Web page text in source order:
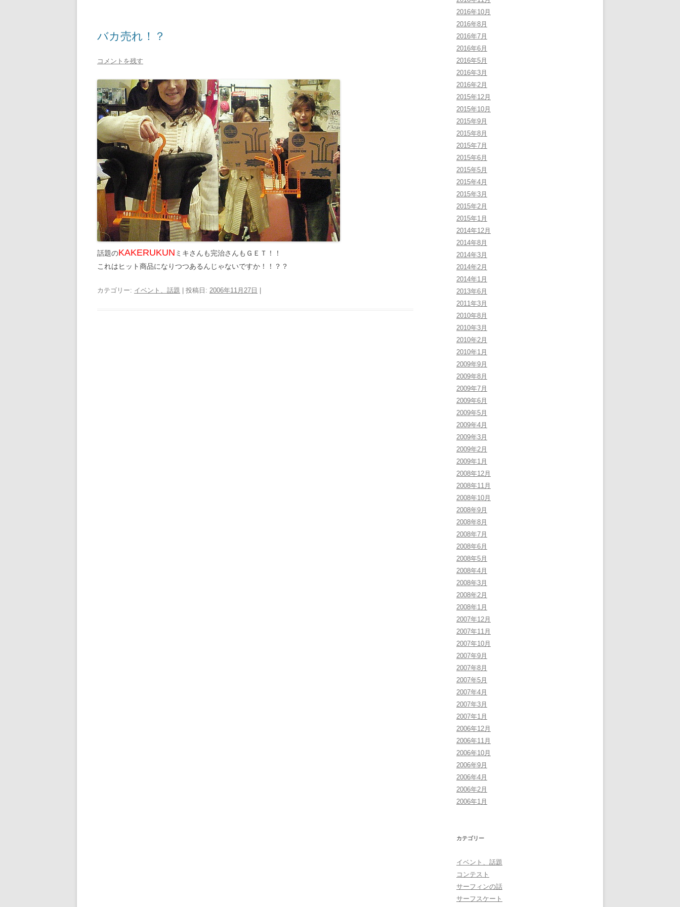
バカ売れ！？
コメントを残す
話題のKAKERUKUN ミキさんも完治さんもＧＥＴ！！
これはヒット商品になりつつあるんじゃないですか！！？？
カテゴリー: イベント、話題 | 投稿日: 2006年11月27日
2016年10月
2016年8月
2016年7月
2016年6月
2016年5月
2016年3月
2016年2月
2015年12月
2015年10月
2015年9月
2015年8月
2015年7月
2015年6月
2015年5月
2015年4月
2015年3月
2015年2月
2015年1月
2014年12月
2014年8月
2014年3月
2014年2月
2014年1月
2013年6月
2011年3月
2010年8月
2010年3月
2010年2月
2010年1月
2009年9月
2009年8月
2009年7月
2009年6月
2009年5月
2009年4月
2009年3月
2009年2月
2009年1月
2008年12月
2008年11月
2008年10月
2008年9月
2008年8月
2008年7月
2008年6月
2008年5月
2008年4月
2008年3月
2008年2月
2008年1月
2007年12月
2007年11月
2007年10月
2007年9月
2007年8月
2007年5月
2007年4月
2007年3月
2007年1月
2006年12月
2006年11月
2006年10月
2006年9月
2006年4月
2006年2月
2006年1月
カテゴリー
イベント、話題
コンテスト
サーフィンの話
サーフスケート